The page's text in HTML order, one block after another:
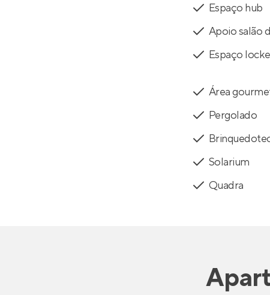
Espaço hub
Apoio salão
Espaço
Área
Pergolado
Solarium
Quadra